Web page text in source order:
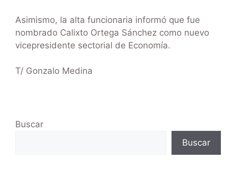
Asimismo, la alta funcionaria informó que fue
nombrado Calixto Ortega Sánchez como nuevo
vicepresidente sectorial de Economía.
T/ Gonzalo Medina
Buscar
Buscar